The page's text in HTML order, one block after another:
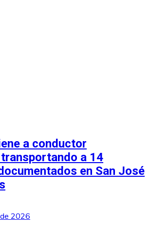
a conductor
a 14
en San José
2026